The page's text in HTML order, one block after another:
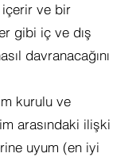
içerir ve bir
gibi iç ve dış
davranacağını
kurulu ve
arasındaki ilişki
uyum (en iyi